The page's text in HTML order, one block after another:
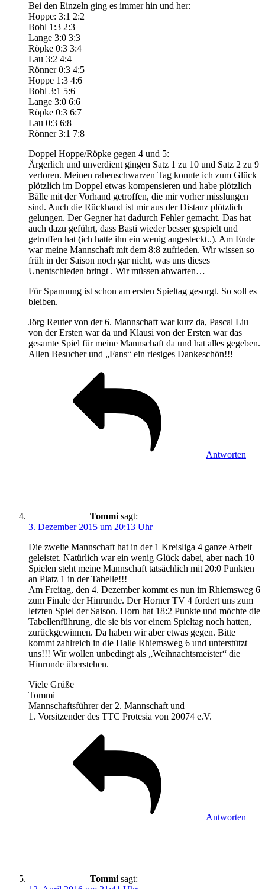
Bei den Einzeln ging es immer hin und her:
Hoppe: 3:1 2:2
Bohl 1:3 2:3
Lange 3:0 3:3
Röpke 0:3 3:4
Lau 3:2 4:4
Rönner 0:3 4:5
Hoppe 1:3 4:6
Bohl 3:1 5:6
Lange 3:0 6:6
Röpke 0:3 6:7
Lau 0:3 6:8
Rönner 3:1 7:8
Doppel Hoppe/Röpke gegen 4 und 5:
Ärgerlich und unverdient gingen Satz 1 zu 10 und Satz 2 zu 9
verloren. Meinen rabenschwarzen Tag konnte ich zum Glück
plötzlich im Doppel etwas kompensieren und habe plötzlich
Bälle mit der Vorhand getroffen, die mir vorher misslungen
sind. Auch die Rückhand ist mir aus der Distanz plötzlich
gelungen. Der Gegner hat dadurch Fehler gemacht. Das hat
auch dazu geführt, dass Basti wieder besser gespielt und
getroffen hat (ich hatte ihn ein wenig angesteckt..). Am Ende
war meine Mannschaft mit dem 8:8 zufrieden. Wir wissen so
früh in der Saison noch gar nicht, was uns dieses
Unentschieden bringt . Wir müssen abwarten…
Für Spannung ist schon am ersten Spieltag gesorgt. So soll es
bleiben.
Jörg Reuter von der 6. Mannschaft war kurz da, Pascal Liu
von der Ersten war da und Klausi von der Ersten war das
gesamte Spiel für meine Mannschaft da und hat alles gegeben.
Allen Besucher und „Fans“ ein riesiges Dankeschön!!!
Antworten
Tommi sagt:
3. Dezember 2015 um 20:13 Uhr
Die zweite Mannschaft hat in der 1 Kreisliga 4 ganze Arbeit
geleistet. Natürlich war ein wenig Glück dabei, aber nach 10
Spielen steht meine Mannschaft tatsächlich mit 20:0 Punkten
an Platz 1 in der Tabelle!!!
Am Freitag, den 4. Dezember kommt es nun im Rhiemsweg 6
zum Finale der Hinrunde. Der Horner TV 4 fordert uns zum
letzten Spiel der Saison. Horn hat 18:2 Punkte und möchte die
Tabellenführung, die sie bis vor einem Spieltag noch hatten,
zurückgewinnen. Da haben wir aber etwas gegen. Bitte
kommt zahlreich in die Halle Rhiemsweg 6 und unterstützt
uns!!! Wir wollen unbedingt als „Weihnachtsmeister“ die
Hinrunde überstehen.
Viele Grüße
Tommi
Mannschaftsführer der 2. Mannschaft und
1. Vorsitzender des TTC Protesia von 20074 e.V.
Antworten
Tommi sagt: